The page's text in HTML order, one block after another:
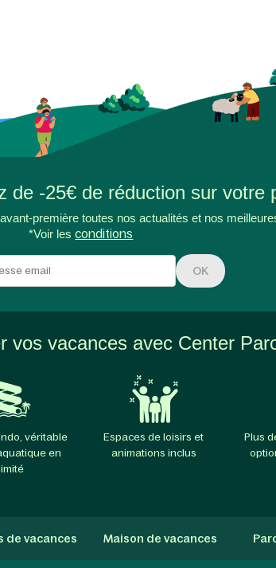
de -25€ de réduction sur votre
première toutes nos actualités et nos
*Voir lesconditions
OK
vos vacances avec Center
véritable
en
Espaces de loisirs et
animations inclus
Plus
de vacances Maison de vacances